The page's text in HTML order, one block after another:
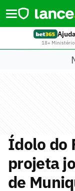
18+
Ídolo do
projeta
de